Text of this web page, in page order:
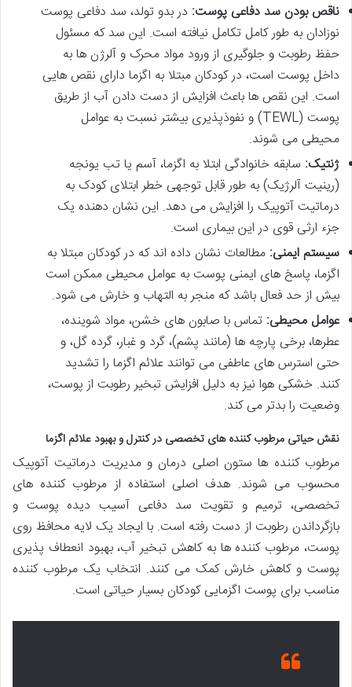
ناقص بودن سد دفاعی پوست: در بدو تولد، سد دفاعی پوست
نوزادان به طور کامل تکامل نیافته است. این سد که مسئول
حفظ رطوبت و جلوگیری از ورود مواد محرک و آلرژن ها به
داخل پوست است، در کودکان مبتلا به اگزما دارای نقص هایی
است. این نقص ها باعث افزایش از دست دادن آب از طریق
پوست (TEWL) و نفوذپذیری بیشتر نسبت به عوامل
محیطی می شوند.
ژنتیک: سابقه خانوادگی ابتلا به اگزما، آسم یا تب یونجه
(رینیت آلرژیک) به طور قابل توجهی خطر ابتلای کودک به
درماتیت آتوپیک را افزایش می دهد. این نشان دهنده یک
جزء ارثی قوی در این بیماری است.
سیستم ایمنی: مطالعات نشان داده اند که در کودکان مبتلا به
اگزما، پاسخ های ایمنی پوست به عوامل محیطی ممکن است
بیش از حد فعال باشد که منجر به التهاب و خارش می شود.
عوامل محیطی: تماس با صابون های خشن، مواد شوینده،
عطرها، برخی پارچه ها (مانند پشم)، گرد و غبار، گرده گل، و
حتی استرس های عاطفی می توانند علائم اگزما را تشدید
کنند. خشکی هوا نیز به دلیل افزایش تبخیر رطوبت از پوست،
وضعیت را بدتر می کند.
نقش حیاتی مرطوب کننده های تخصصی در کنترل و بهبود علائم اگزما
مرطوب کننده ها ستون اصلی درمان و مدیریت درماتیت آتوپیک
محسوب می شوند. هدف اصلی استفاده از مرطوب کننده های
تخصصی، ترمیم و تقویت سد دفاعی آسیب دیده پوست و
بازگرداندن رطوبت از دست رفته است. با ایجاد یک لایه محافظ روی
پوست، مرطوب کننده ها به کاهش تبخیر آب، بهبود انعطاف پذیری
پوست و کاهش خارش کمک می کنند. انتخاب یک مرطوب کننده
مناسب برای پوست اگزمایی کودکان بسیار حیاتی است.